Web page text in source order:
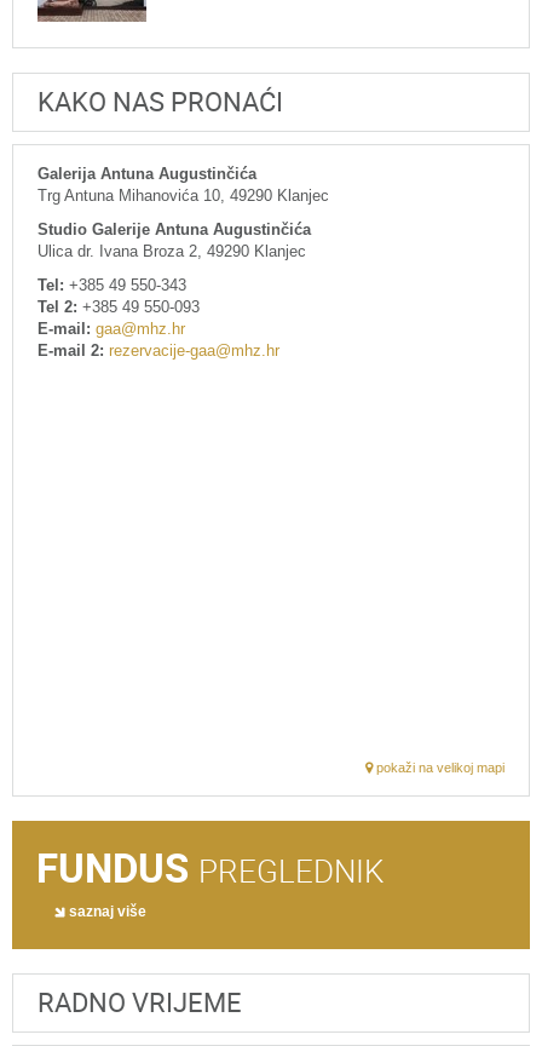
KAKO NAS PRONAĆI
Galerija Antuna Augustinčića
Trg Antuna Mihanovića 10, 49290 Klanjec
Studio Galerije Antuna Augustinčića
Ulica dr. Ivana Broza 2, 49290 Klanjec
Tel: +385 49 550-343
Tel 2: +385 49 550-093
E-mail: gaa@mhz.hr
E-mail 2: rezervacije-gaa@mhz.hr
pokaži na velikoj mapi
FUNDUS PREGLEDNIK
saznaj više
RADNO VRIJEME